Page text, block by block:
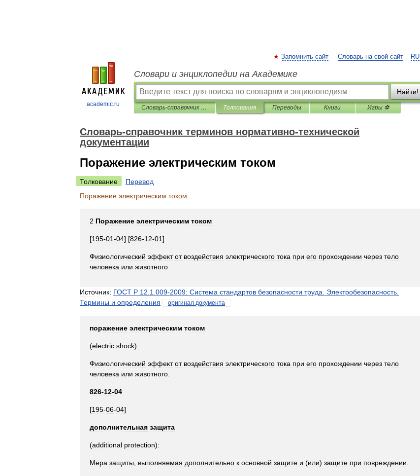
academic.ru
RU
Запомнить сайт Словарь на свой сайт
Словари и энциклопедии на Академике
Найти!
Словарь-справочник терминов нормативно-технической документации Толкования Переводы Книги Игры ⚽
Словарь-справочник терминов нормативно-технической
документации
Поражение электрическим током
Толкование
Перевод
Поражение электрическим током
2 Поражение электрическим током
[195-01-04] [826-12-01]
Физиологический эффект от воздействия электрического тока при его прохождении через тело
человека или животного
Источник: ГОСТ Р 12 1 009-2009: Система стандартов безопасности труда Электробезопасность
Термины и определения оригинал документа
поражение электрическим током
(electric shock):
Физиологический эффект от воздействия электрического тока при его прохождении через тело
человека или животного
826-12-04
[195-06-04]
дополнительная защита
(additional protection):
Мера защиты выполняемая дополнительно к основной защите и (или) защите при повреждении